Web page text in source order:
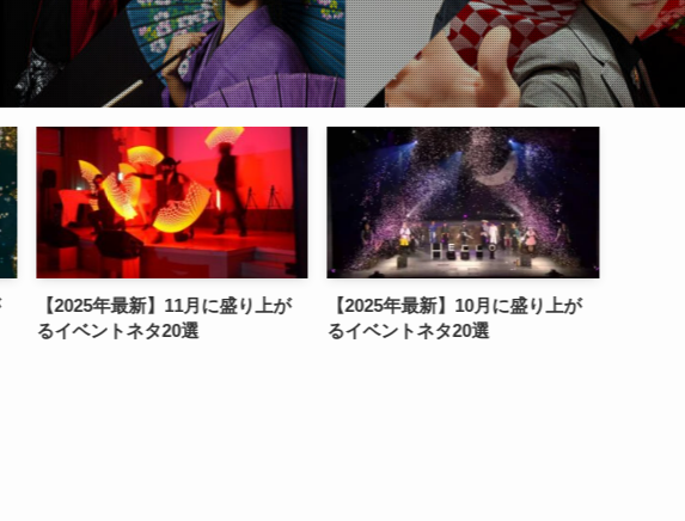
月に盛り上が
【2025年最新】10月に盛り上が
るイベントネタ20選
【2025年最新】秋におすす
ベントアイデア20選！